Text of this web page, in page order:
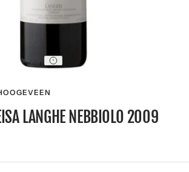
LANGHE NEBBIOLO 2009